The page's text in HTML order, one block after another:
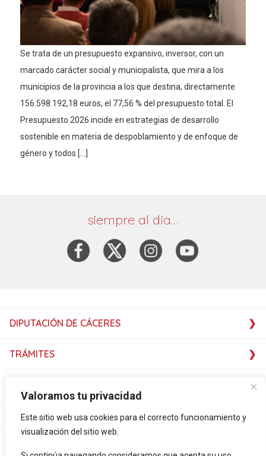
Valoramos tu privacidad
Este sitio web usa cookies para el correcto funcionamiento y
visualización del sitio web.
Se trata de un presupuesto expansivo, inversor, con un
marcado carácter social y municipalista, que mira a los
municipios de la provincia a los que destina, directamente
156.598.192,18 euros, el 77,56 % del presupuesto total. El
Presupuesto 2026 incide en estrategias de desarrollo
sostenible en materia de despoblamiento y de enfoque de
género y todos […]
siempre al día…
DIPUTACIÓN DE CÁCERES
TRÁMITES
SERVICIOS